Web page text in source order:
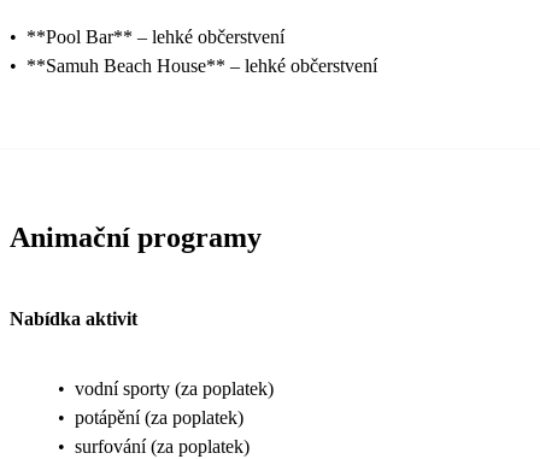
• **Pool Bar** – lehké občerstvení
• **Samuh Beach House** – lehké občerstvení
Animační programy
Nabídka aktivit
• vodní sporty (za poplatek)
• potápění (za poplatek)
• surfování (za poplatek)